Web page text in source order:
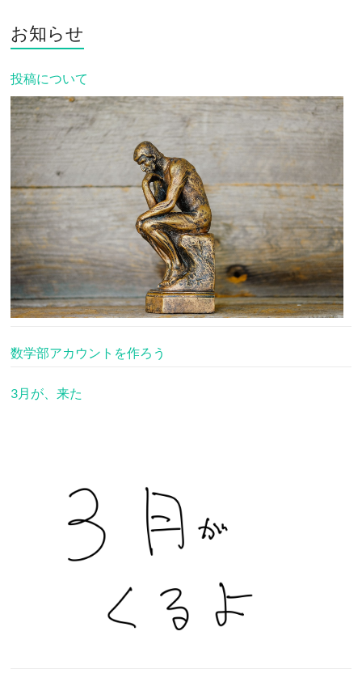
お知らせ
投稿について
数学部アカウントを作ろう
3月が、来た